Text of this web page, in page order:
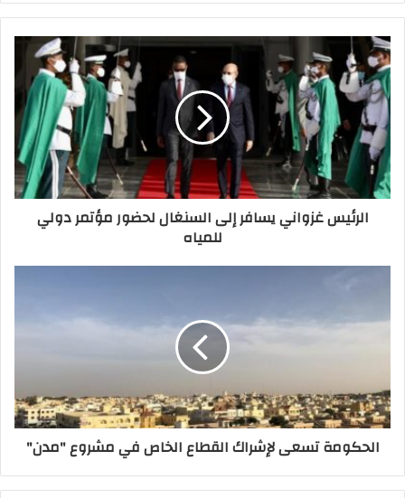
الرئيس غزواني يسافر إلى السنغال لحضور مؤتمر دولي
للمياه
الحكومة تسعى لإشراك القطاع الخاص في مشروع "مدن"